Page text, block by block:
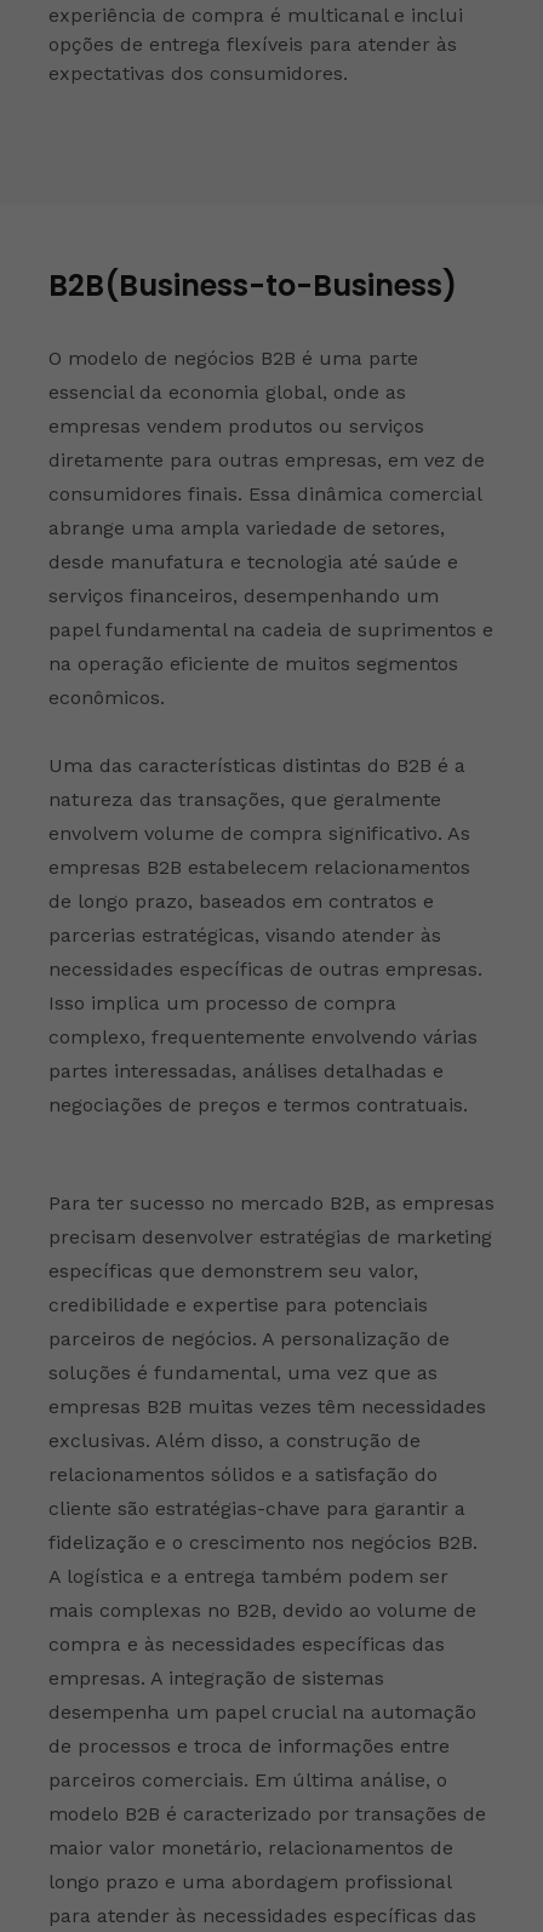
experiência de compra é multicanal e inclui
opções de entrega flexíveis para atender às
expectativas dos consumidores.
B2B(Business-to-Business)
O modelo de negócios B2B é uma parte
essencial da economia global, onde as
empresas vendem produtos ou serviços
diretamente para outras empresas, em vez de
consumidores finais. Essa dinâmica comercial
abrange uma ampla variedade de setores,
desde manufatura e tecnologia até saúde e
serviços financeiros, desempenhando um
papel fundamental na cadeia de suprimentos e
na operação eficiente de muitos segmentos
econômicos.
Uma das características distintas do B2B é a
natureza das transações, que geralmente
envolvem volume de compra significativo. As
empresas B2B estabelecem relacionamentos
de longo prazo, baseados em contratos e
parcerias estratégicas, visando atender às
necessidades específicas de outras empresas.
Isso implica um processo de compra
complexo, frequentemente envolvendo várias
partes interessadas, análises detalhadas e
negociações de preços e termos contratuais.
Para ter sucesso no mercado B2B, as empresas
precisam desenvolver estratégias de marketing
específicas que demonstrem seu valor,
credibilidade e expertise para potenciais
parceiros de negócios. A personalização de
soluções é fundamental, uma vez que as
empresas B2B muitas vezes têm necessidades
exclusivas. Além disso, a construção de
relacionamentos sólidos e a satisfação do
cliente são estratégias-chave para garantir a
fidelização e o crescimento nos negócios B2B.
A logística e a entrega também podem ser
mais complexas no B2B, devido ao volume de
compra e às necessidades específicas das
empresas. A integração de sistemas
desempenha um papel crucial na automação
de processos e troca de informações entre
parceiros comerciais. Em última análise, o
modelo B2B é caracterizado por transações de
maior valor monetário, relacionamentos de
longo prazo e uma abordagem profissional
para atender às necessidades específicas das